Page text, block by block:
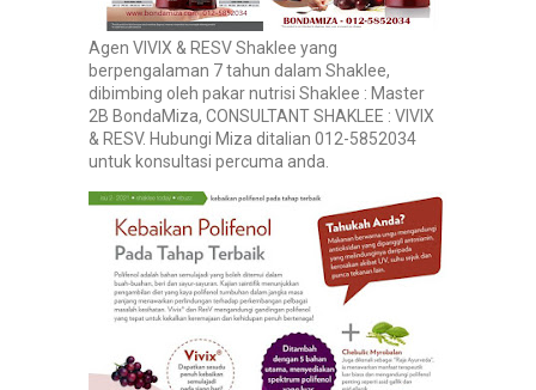
Agen VIVIX & RESV Shaklee yang
berpengalaman 7 tahun dalam Shaklee,
dibimbing oleh pakar nutrisi Shaklee : Master
2B BondaMiza, CONSULTANT SHAKLEE : VIVIX
& RESV. Hubungi Miza ditalian 012-5852034
untuk konsultasi percuma anda.